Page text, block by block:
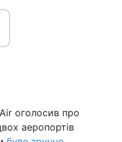
оголосив про
аеропортів